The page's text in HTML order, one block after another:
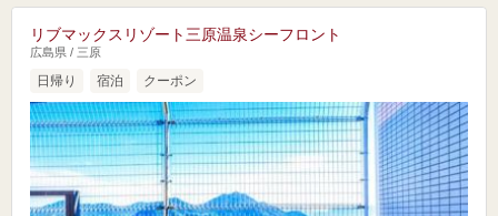
リブマックスリゾート三原温泉シーフロント
広島県 / 三原
日帰り 宿泊 クーポン